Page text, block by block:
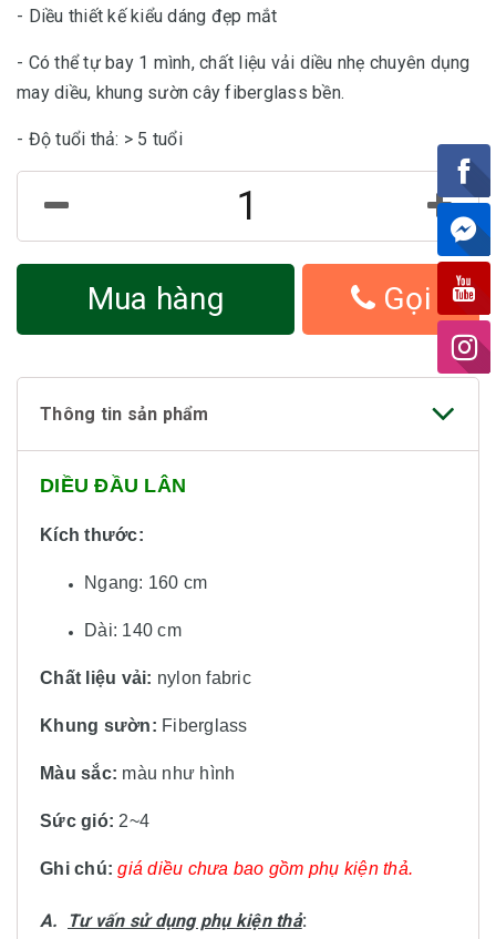
- Diều thiết kế kiểu dáng đẹp mắt
- Có thể tự bay 1 mình, chất liệu vải diều nhẹ chuyên dụng
may diều, khung sườn cây fiberglass bền.
- Độ tuổi thả: > 5 tuổi
Mua hàng Gọi
Thông tin sản phẩm
DIỀU ĐẦU LÂN
Kích thước:
Ngang: 160 cm
Dài: 140 cm
Chất liệu vải: nylon fabric
Khung sườn: Fiberglass
Màu sắc: màu như hình
Sức gió: 2~4
Ghi chú: giá diều chưa bao gồm phụ kiện thả.
A. Tư vấn sử dụng phụ kiện thả: